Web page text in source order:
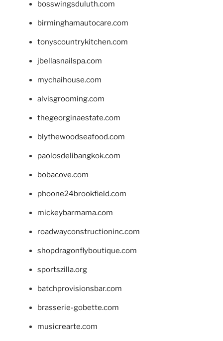
bosswingsduluth.com
birminghamautocare.com
tonyscountrykitchen.com
jbellasnailspa.com
mychaihouse.com
alvisgrooming.com
thegeorginaestate.com
blythewoodseafood.com
paolosdelibangkok.com
bobacove.com
phoone24brookfield.com
mickeybarmama.com
roadwayconstructioninc.com
shopdragonflyboutique.com
sportszilla.org
batchprovisionsbar.com
brasserie-gobette.com
musicrearte.com